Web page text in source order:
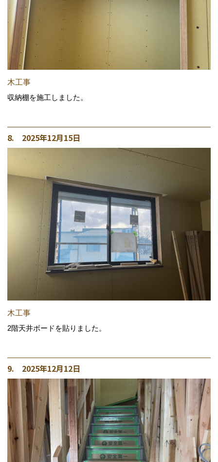
木工事
収納棚を施工しました。
8. 2025年12月15日
木工事
2階天井ボードを貼りました。
9. 2025年12月12日